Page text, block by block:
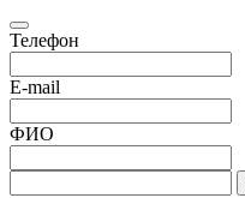
Телефон
E-mail
ФИО